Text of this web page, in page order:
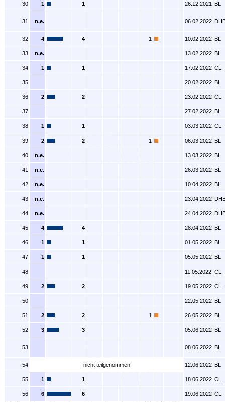
30 1 1 26.12.2021 BL
31 n.e. 06.02.2022
32 4 4 1 10.02.2022 BL
33 n.e. 13.02.2022 BL
34 1 1 17.02.2022 CL
35 20.02.2022 BL
36 2 2 23.02.2022 CL
37 27.02.2022 BL
38 1 1 03.03.2022 CL
39 2 2 1 06.03.2022 BL
40 n.e. 13.03.2022 BL
41 n.e. 26.03.2022 BL
42 n.e. 10.04.2022 BL
43 n.e. 23.04.2022
44 n.e. 24.04.2022
45 4 4 28.04.2022 BL
46 1 1 01.05.2022 BL
47 1 1 05.05.2022 BL
48 11.05.2022 CL
49 2 2 19.05.2022 CL
50 22.05.2022 BL
51 2 2 1 26.05.2022 BL
52 3 3 05.06.2022 BL
53 08.06.2022 BL
54 nicht teilgenommen 12.06.2022 BL
55 1 1 18.06.2022 CL
56 6 6 19.06.2022 CL